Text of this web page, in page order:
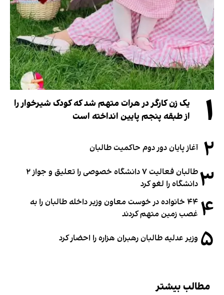
۱
یک زن کارگر در هرات متهم شد که کودک شیرخوار را
از طبقه پنجم پایین انداخته است
۲ آغاز پایان دور دوم حاکمیت طالبان
۳
طالبان فعالیت ۷ دانشگاه خصوصی را تعلیق و جواز ۲
دانشگاه را لغو کرد
۴
۴۴ خانواده در خوست معاون وزیر داخله طالبان را به
غصب زمین متهم کردند
۵ وزیر عدلیه طالبان رهبران هزاره را احضار کرد
مطالب بیشتر